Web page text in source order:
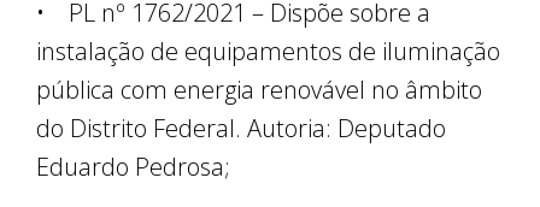
• PL nº 1762/2021 – Dispõe sobre a
instalação de equipamentos de iluminação
pública com energia renovável no âmbito
do Distrito Federal. Autoria: Deputado
Eduardo Pedrosa;